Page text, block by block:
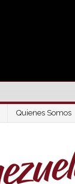
Quienes Somos